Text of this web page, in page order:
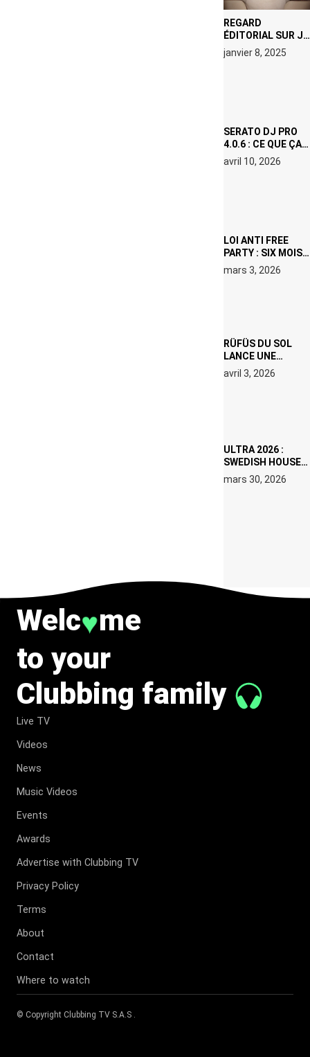
REGARD
ÉDITORIAL SUR JE
M’APPELLE TIM
(NETFLIX) : AVICII,
janvier 8, 2025
SERATO DJ PRO
4.0.6 : CE QUE ÇA
CHANGE, MÊME SI
VOUS N’ÊTES NI
avril 10, 2026
LOI ANTI FREE
PARTY : SIX MOIS
DE PRISON ET 5
000 € D’AMENDE
mars 3, 2026
RÜFÜS DU SOL
LANCE UNE
RÉSIDENCE DJ
SET DE QUATRE
avril 3, 2026
ULTRA 2026 :
SWEDISH HOUSE
MAFIA RETROUVE
ERIC PRYDZ DANS
mars 30, 2026
Welc♥me
to your
Clubbing family
Live TV
Videos
News
Music Videos
Events
Awards
Advertise with Clubbing TV
Privacy Policy
Terms
About
Contact
Where to watch
© Copyright Clubbing TV S.A.S